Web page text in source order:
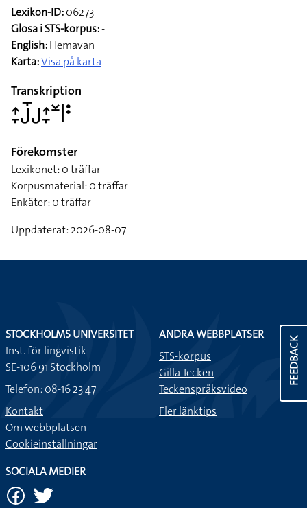
Lexikon-ID:06273
Glosa i STS-korpus:-
English:Hemavan
Karta:Visa på karta
Transkription
􌤴􌥙􌤢􌤻􌤢􌤴􌥙􌥸􌥼􌥻
Förekomster
Lexikonet: 0 träffar
Korpusmaterial: 0 träffar
Enkäter: 0 träffar
Uppdaterat: 2026-08-07
FEEDBACK
STOCKHOLMS UNIVERSITET
Inst. för lingvistik
SE-106 91 Stockholm
Telefon: 08-16 23 47
Kontakt
Om webbplatsen
Cookieinställningar
ANDRA WEBBPLATSER
STS-korpus
Gilla Tecken
Teckenspråksvideo
Fler länktips
SOCIALA MEDIER